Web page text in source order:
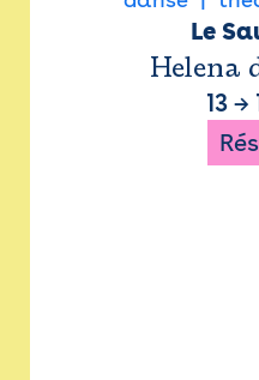
Le
Helena
13 →